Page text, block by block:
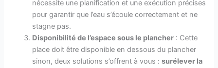
nécessite une planification et une exécution précises
pour garantir que l’eau s’écoule correctement et ne
stagne pas.
Disponibilité de l’espace sous le plancher : Cette
place doit être disponible en dessous du plancher
sinon, deux solutions s’offrent à vous :surélever la